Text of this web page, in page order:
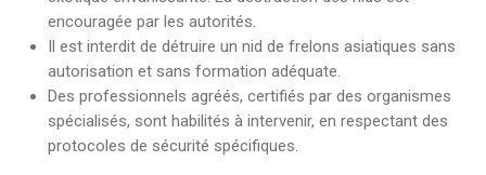
encouragée par les autorités.
Il est interdit de détruire un nid de frelons asiatiques sans
autorisation et sans formation adéquate.
Des professionnels agréés, certifiés par des organismes
spécialisés, sont habilités à intervenir, en respectant des
protocoles de sécurité spécifiques.